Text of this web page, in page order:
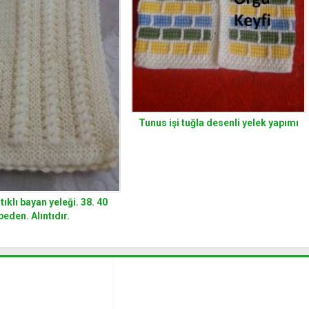
bayan yeleği. 38. 40
Alıntıdır.
Tunus işi tuğla desenli yelek yapımı